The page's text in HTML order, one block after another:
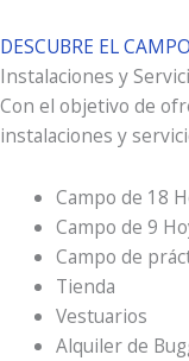
DESCUBRE EL CAMPO
Instalaciones y
Con el objetivo de
instalaciones y
Campo de 18
Campo de 9
Campo de
Tienda
Vestuarios
Alquiler de